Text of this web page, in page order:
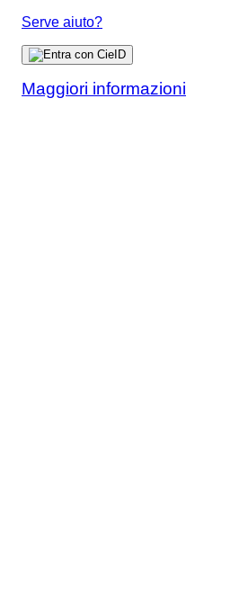
Serve aiuto?
Maggiori informazioni